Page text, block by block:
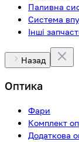
Паливна
Система
Інші
Назад
Оптика
Фари
Комплект
Додаткова